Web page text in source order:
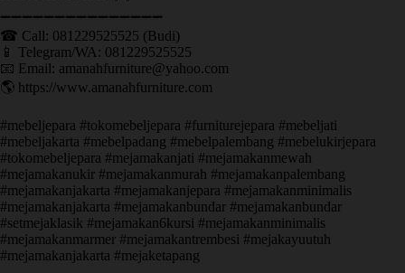
➖➖➖➖➖➖➖➖➖➖➖➖➖➖➖ ㅤ
☎ Call: 081229525525 (Budi)
📱 Telegram/WA: 081229525525
📧 Email: amanahfurniture@yahoo.com
🌎 https://www.amanahfurniture.com
#mebeljepara #tokomebeljepara #furniturejepara #mebeljati
#mebeljakarta #mebelpadang #mebelpalembang #mebelukirjepara
#tokomebeljepara #mejamakanjati #mejamakanmewah
#mejamakanukir #mejamakanmurah #mejamakanpalembang
#mejamakanjakarta #mejamakanjepara #mejamakanminimalis
#mejamakanjakarta #mejamakanbundar #mejamakanbundar
#setmejaklasik #mejamakan6kursi #mejamakanminimalis
#mejamakanmarmer #mejamakantrembesi #mejakayuutuh
#mejamakanjakarta #mejaketapang